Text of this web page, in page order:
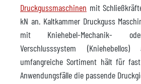
Druckgussmaschinen mit
kN an. Kaltkammer Druckguss
mit Kniehebel-Mechanik-
Verschlusssystem (Kniehebellos)
umfangreiche Sortiment hält für
Anwendungsfälle die passende